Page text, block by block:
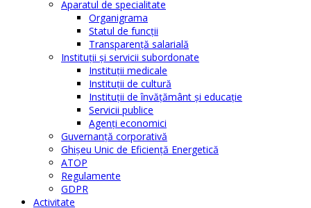
Aparatul de specialitate
Organigrama
Statul de funcții
Transparență salarială
Instituţii şi servicii subordonate
Instituţii medicale
Instituţii de cultură
Instituţii de învăţământ şi educaţie
Servicii publice
Agenţi economici
Guvernanță corporativă
Ghişeu Unic de Eficienţă Energetică
ATOP
Regulamente
GDPR
Activitate